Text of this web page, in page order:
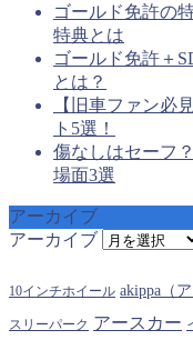
ゴールド免許の
特典とは
ゴールド免許＋
とは？
【旧車ファン必
ト5選！
傷なしはセーフ
場面3選
アーカイブ
アーカイブ
10インチホイール akippa（ア
スリーパーク アースカー